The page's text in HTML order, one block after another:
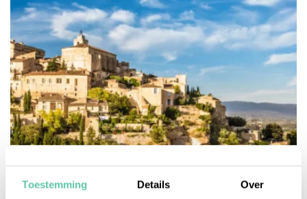
Toestemming Details Over